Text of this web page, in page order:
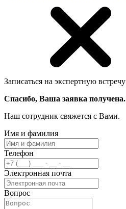
Записаться на экспертную встречу
Спасибо, Ваша заявка получена.
Наш сотрудник свяжется с Вами.
Имя и фамилия
Телефон
Электронная почта
Вопрос